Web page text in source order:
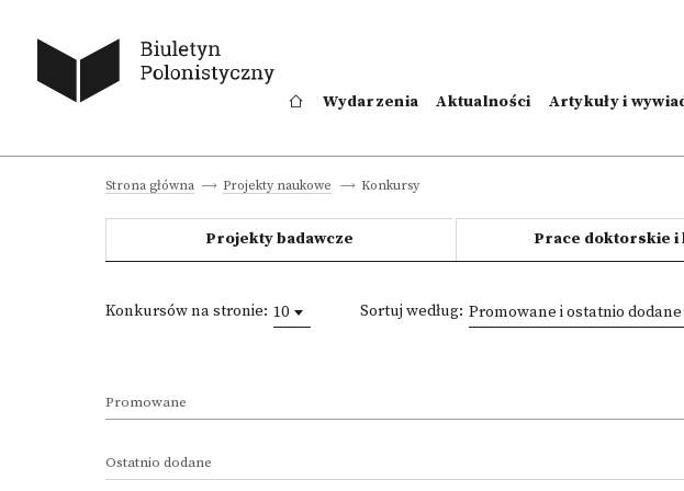
Wydarzenia Aktualności Artykuły i
Strona główna Projekty naukowe Konkursy
Projekty badawcze Prace doktorskie i
Konkursów na stronie: 10 Sortuj według: Promowane i ostatnio dodane
Promowane
Ostatnio dodane